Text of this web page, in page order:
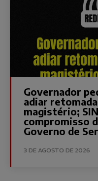
Governador
adiar
magistério;
compromisso
Governo de
3 DE AGOSTO DE 2026